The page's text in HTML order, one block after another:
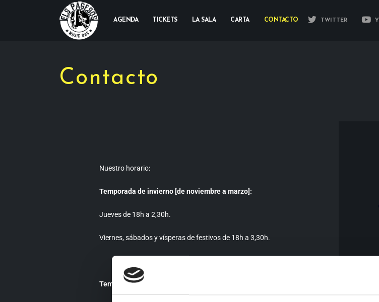
AGENDA TICKETS LA SALA CARTA CONTACTO TWITTER
Contacto
Nuestro horario:
Temporada de invierno [de noviembre a marzo]:
Jueves de 18h a 2,30h.
Viernes, sábados y vísperas de festivos de 18h a 3,30h.
Temporada de verano [de abril a octubre]